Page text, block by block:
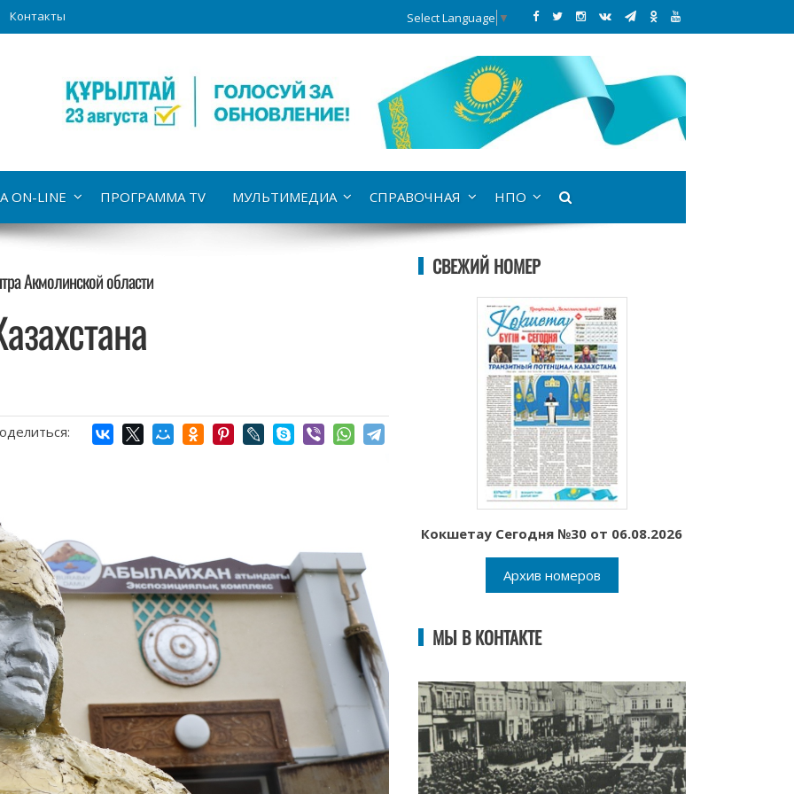
Контакты Select Language ▼
ON-LINE ПРОГРАММА TV МУЛЬТИМЕДИА СПРАВОЧНАЯ НПО
Акмолинской области
СВЕЖИЙ НОМЕР
Кокшетау Сегодня №30 от 06.08.2026
Архив номеров
МЫ В КОНТАКТЕ